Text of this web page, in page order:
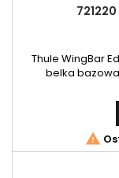
721220
Thule WingBar
belka
